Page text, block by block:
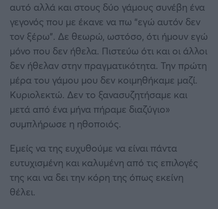
αυτό αλλά και στους δύο γάμους συνέβη ένα
γεγονός που με έκανε να πω “εγώ αυτόν δεν
τον ξέρω”. Δε θεωρώ, ωστόσο, ότι ήμουν εγώ
μόνο που δεν ήθελα. Πιστεύω ότι και οι άλλοι
δεν ήθελαν στην πραγματικότητα. Την πρώτη
μέρα του γάμου μου δεν κοιμηθήκαμε μαζί.
Κυριολεκτώ. Δεν το ξανασυζητήσαμε και
μετά από ένα μήνα πήραμε διαζύγιο»
συμπλήρωσε η ηθοποιός.
Εμείς να της ευχυθούμε να είναι πάντα
ευτυχισμένη και καλυμένη από τις επιλογές
της και να δει την κόρη της όπως εκείνη
θέλει.